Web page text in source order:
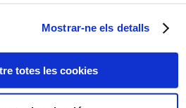
Mostrar-ne els detalls
totes les cookiesESCALIVADA